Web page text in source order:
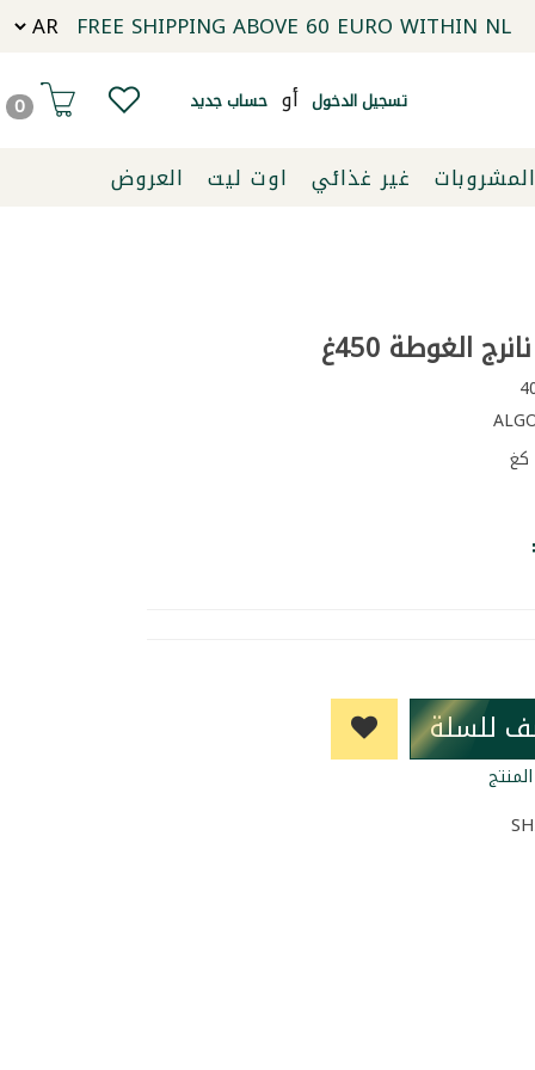
FREE SHIPPING ABOVE 60 EURO WITHIN NL
تسجيل الدخول أو حساب جديد 0
المشروبات غير غذائي اوت ليت
العروض
الغوطة 450غ
للسلة